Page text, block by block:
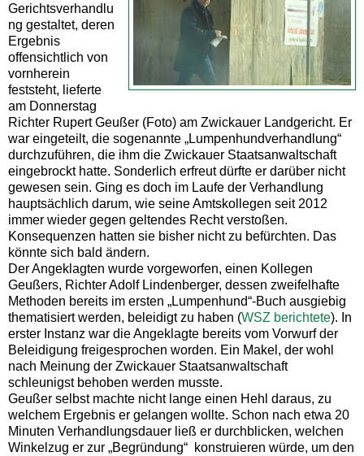
Gerichtsverhandlu
ng gestaltet, deren
Ergebnis
offensichtlich von
vornherein
feststeht, lieferte
am Donnerstag
Richter Rupert Geußer (Foto) am Zwickauer Landgericht. Er
war eingeteilt, die sogenannte „Lumpenhundverhandlung“
durchzuführen, die ihm die Zwickauer Staatsanwaltschaft
eingebrockt hatte. Sonderlich erfreut dürfte er darüber nicht
gewesen sein. Ging es doch im Laufe der Verhandlung
hauptsächlich darum, wie seine Amtskollegen seit 2012
immer wieder gegen geltendes Recht verstoßen.
Konsequenzen hatten sie bisher nicht zu befürchten. Das
könnte sich bald ändern.
Der Angeklagten wurde vorgeworfen, einen Kollegen
Geußers, Richter Adolf Lindenberger, dessen zweifelhafte
Methoden bereits im ersten „Lumpenhund“-Buch ausgiebig
thematisiert werden, beleidigt zu haben (WSZ berichtete). In
erster Instanz war die Angeklagte bereits vom Vorwurf der
Beleidigung freigesprochen worden. Ein Makel, der wohl
nach Meinung der Zwickauer Staatsanwaltschaft
schleunigst behoben werden musste.
Geußer selbst machte nicht lange einen Hehl daraus, zu
welchem Ergebnis er gelangen wollte. Schon nach etwa 20
Minuten Verhandlungsdauer ließ er durchblicken, welchen
Winkelzug er zur „Begründung“ konstruieren würde, um den